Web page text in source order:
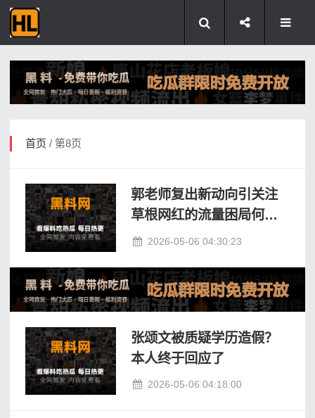
首页 / 第8页
郭老师复出新动向引关注
草根网红的流量困局何时
破 2026-05-06 04:30:23
张颂文被质疑学历造假？
本人终于回应了
2026-05-06 04:18:00